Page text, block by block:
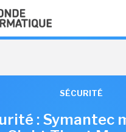
SÉCURITÉ
: Symantec